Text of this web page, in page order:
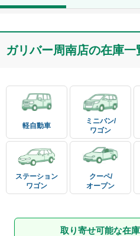
ガリバー周南店の在庫一
軽自動車
ミニバン/
ワゴン
ステーション
ワゴン
クーペ/
オープン
取り寄せ可能な在